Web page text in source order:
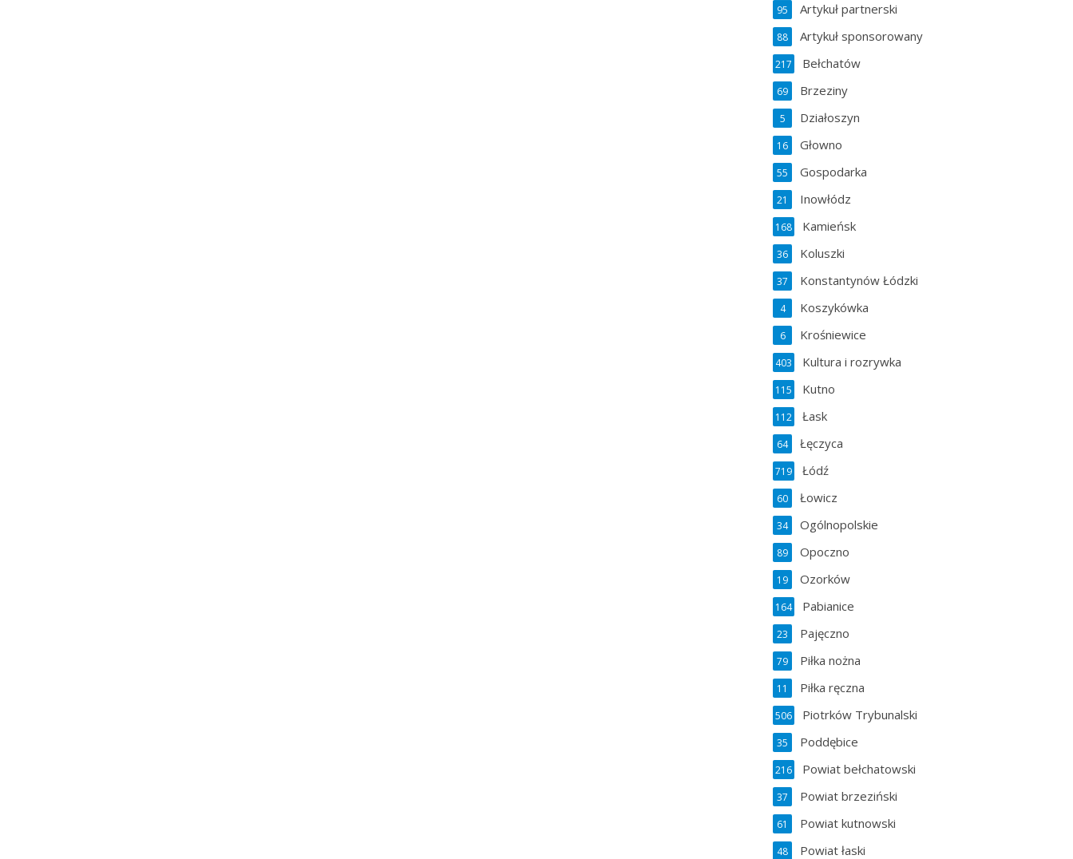
Artykuł partnerski
95
Artykuł sponsorowany
88
Bełchatów
217
Brzeziny
69
Działoszyn
5
Głowno
16
Gospodarka
55
Inowłódz
21
Kamieńsk
168
Koluszki
36
Konstantynów Łódzki
37
Koszykówka
4
Krośniewice
6
Kultura i rozrywka
403
Kutno
115
Łask
112
Łęczyca
64
Łódź
719
Łowicz
60
Ogólnopolskie
34
Opoczno
89
Ozorków
19
Pabianice
164
Pajęczno
23
Piłka nożna
79
Piłka ręczna
11
Piotrków Trybunalski
506
Poddębice
35
Powiat bełchatowski
216
Powiat brzeziński
37
Powiat kutnowski
61
Powiat łaski
48